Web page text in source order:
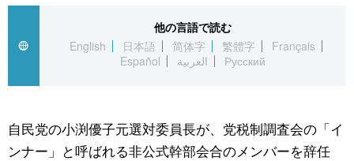
Русский
経済・ビジネス
国際
文化
トップ
アーカイブ
In-depth
Japan Data
動画/Live
スポーツ・東京2020
他の言語で読む
English
日本語 简体字 繁體字
Français
Español
العربية Русский
自民党の小渕優子元選対委員長が、党税制調査会の「イ
ンナー」と呼ばれる非公式幹部会合のメンバーを辞任